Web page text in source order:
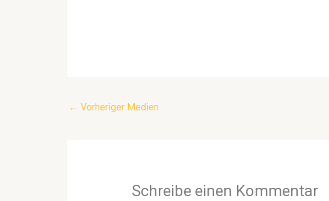
← Vorheriger Medien
Schreibe einen Kommentar